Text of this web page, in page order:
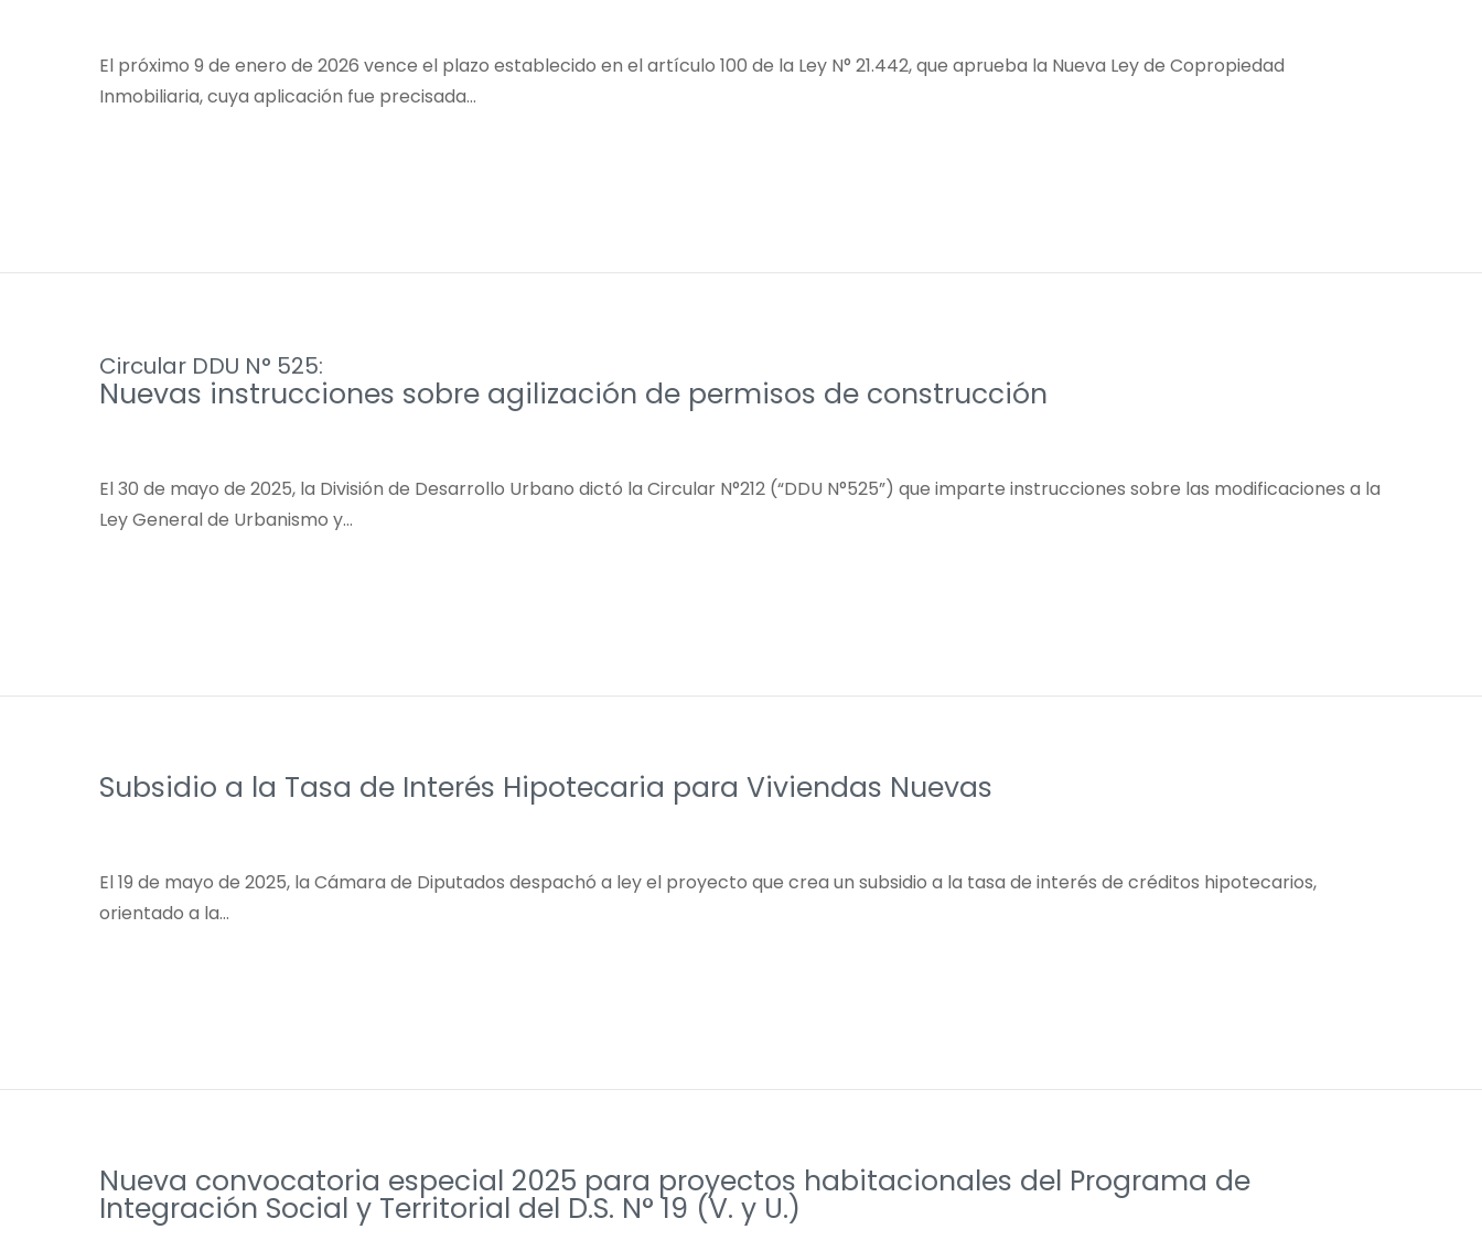
El próximo 9 de enero de 2026 vence el plazo establecido en el artículo 100 de la Ley N° 21.442, que aprueba la Nueva Ley de Copropiedad
Inmobiliaria, cuya aplicación fue precisada…
Circular DDU N° 525:
Nuevas instrucciones sobre agilización de permisos de construcción
El 30 de mayo de 2025, la División de Desarrollo Urbano dictó la Circular N°212 (“DDU N°525”) que imparte instrucciones sobre las modificaciones a la
Ley General de Urbanismo y…
Subsidio a la Tasa de Interés Hipotecaria para Viviendas Nuevas
El 19 de mayo de 2025, la Cámara de Diputados despachó a ley el proyecto que crea un subsidio a la tasa de interés de créditos hipotecarios,
orientado a la…
Nueva convocatoria especial 2025 para proyectos habitacionales del Programa de
Integración Social y Territorial del D.S. N° 19 (V. y U.)